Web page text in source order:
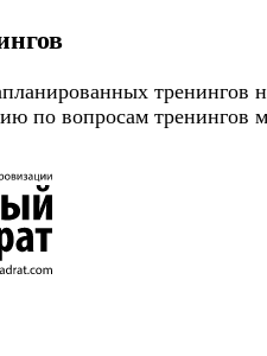
тренингов
по вопросам тренингов